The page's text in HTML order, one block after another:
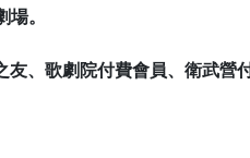
場。
友、歌劇院付費會員、衛武